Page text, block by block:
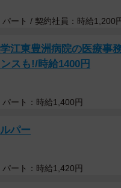
パート / 契約社員：時給1,200
江東豊洲病院の医療事
スも!/時給1400円
パート：時給1,400円
パー
パート：時給1,420円